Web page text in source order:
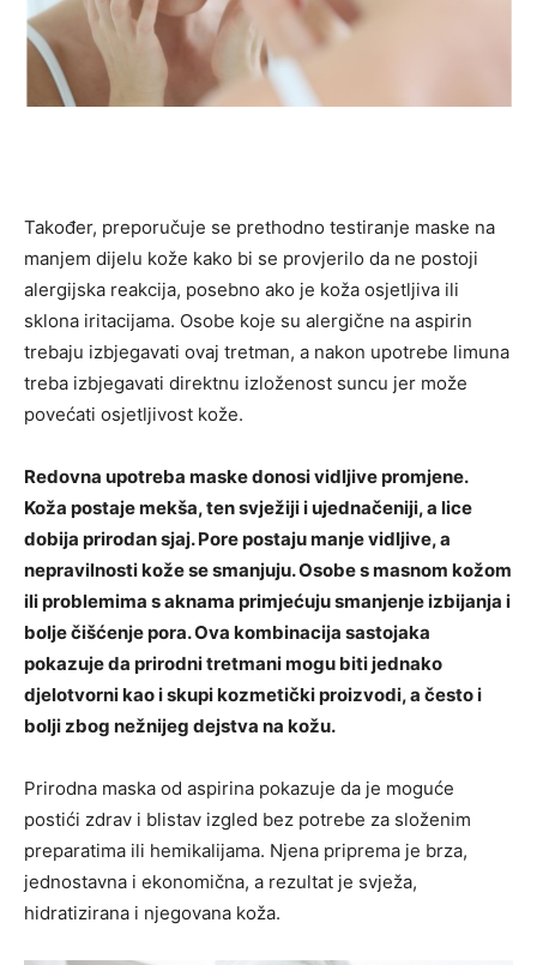
Također, preporučuje se prethodno testiranje maske na
manjem dijelu kože kako bi se provjerilo da ne postoji
alergijska reakcija, posebno ako je koža osjetljiva ili
sklona iritacijama. Osobe koje su alergične na aspirin
trebaju izbjegavati ovaj tretman, a nakon upotrebe limuna
treba izbjegavati direktnu izloženost suncu jer može
povećati osjetljivost kože.
Redovna upotreba maske donosi vidljive promjene.
Koža postaje mekša, ten svježiji i ujednačeniji, a lice
dobija prirodan sjaj. Pore postaju manje vidljive, a
nepravilnosti kože se smanjuju. Osobe s masnom kožom
ili problemima s aknama primjećuju smanjenje izbijanja i
bolje čišćenje pora. Ova kombinacija sastojaka
pokazuje da prirodni tretmani mogu biti jednako
djelotvorni kao i skupi kozmetički proizvodi, a često i
bolji zbog nežnijeg dejstva na kožu.
Prirodna maska od aspirina pokazuje da je moguće
postići zdrav i blistav izgled bez potrebe za složenim
preparatima ili hemikalijama. Njena priprema je brza,
jednostavna i ekonomična, a rezultat je svježa,
hidratizirana i njegovana koža.